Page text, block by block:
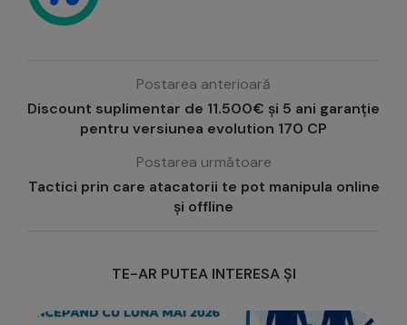
Postarea anterioară
Discount suplimentar de 11.500€ și 5 ani garanție
pentru versiunea evolution 170 CP
Postarea următoare
Tactici prin care atacatorii te pot manipula online
și offline
TE-AR PUTEA INTERESA ȘI